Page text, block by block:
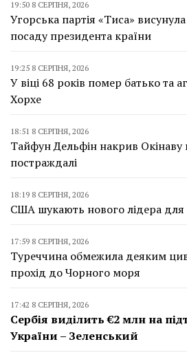
19:50 8 СЕРПНЯ, 2026
Угорська партія «Тиса»
посаду президента країни
19:25 8 СЕРПНЯ, 2026
У віці 68 років помер батько та
Хорхе
18:51 8 СЕРПНЯ, 2026
Тайфун Дельфін накрив Окінаву
постраждалі
18:19 8 СЕРПНЯ, 2026
США шукають нового лідера для
17:59 8 СЕРПНЯ, 2026
Туреччина обмежила деяким
прохід до Чорного моря
17:42 8 СЕРПНЯ, 2026
Сербія виділить €2 млн на
України – Зеленський